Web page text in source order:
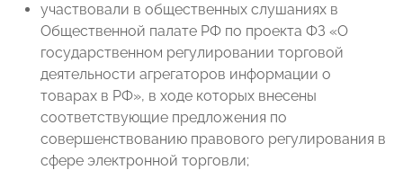
участвовали в общественных слушаниях в
Общественной палате РФ по проекта ФЗ «О
государственном регулировании торговой
деятельности агрегаторов информации о
товарах в РФ», в ходе которых внесены
соответствующие предложения по
совершенствованию правового регулирования в
сфере электронной торговли;